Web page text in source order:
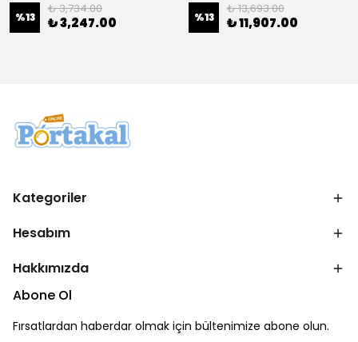
%13
₺ 3,734.00
₺ 3,247.00 %13
₺ 13,693.00
₺ 11,907.00
Kategoriler
Hesabım
Hakkımızda
Abone Ol
Fırsatlardan haberdar olmak için bültenimize abone olun.